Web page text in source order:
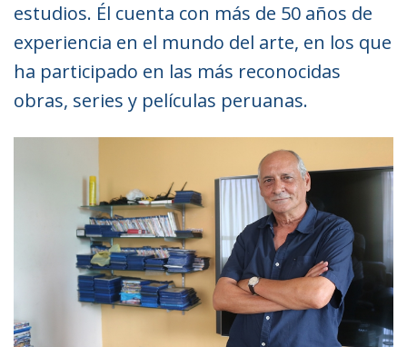
estudios. Él cuenta con más de 50 años de
experiencia en el mundo del arte, en los que
ha participado en las más reconocidas
obras, series y películas peruanas.